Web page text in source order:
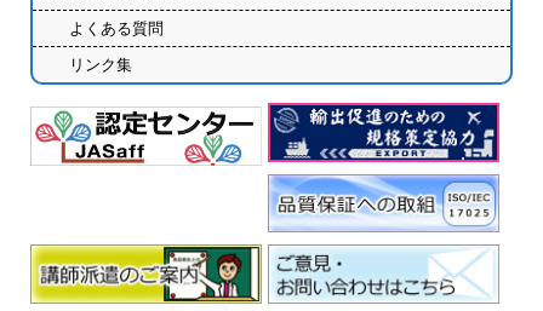
よくある質問
リンク集